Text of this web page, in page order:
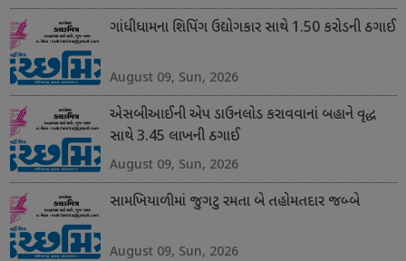
ગાંધીધામના શિપિંગ ઉદ્યોગકાર સાથે 1.50 કરોડની ઠગાઈ
August 09, Sun, 2026
એસબીઆઈની એપ ડાઉનલોડ કરાવવાનાં બહાને વૃદ્ધ
સાથે 3.45 લાખની ઠગાઈ
August 09, Sun, 2026
સામખિયાળીમાં જુગટુ રમતા બે તહોમતદાર જબ્બે
August 09, Sun, 2026